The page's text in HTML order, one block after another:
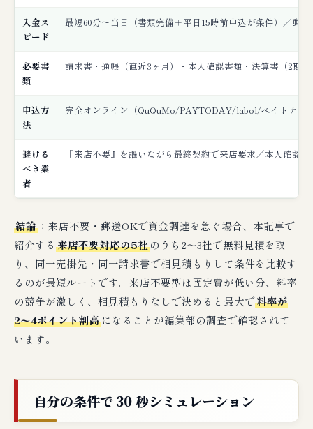
に応える
図への回答
図への回答
への回答
📝 申込フロー：来店不要・完全オンライン
完結の4ステップ
① 来店不要型の書類準備チェックリスト
② 来店不要型のタイムライン例：申込から入
ー）
【経理向け】来店不要型ファクタリングの
入金ス
ピード
最短60分〜当日（書類完備＋平日15時前申込が条件）／郵
必要書
類
請求書・通帳（直近3ヶ月）・本人確認書類・決算書（2期
申込方
法
完全オンライン（QuQuMo/PAYTODAY/labol/ペイトナー
避ける
べき業
者
『来店不要』を謳いながら最終契約で来店要求／本人確認
結論 ：来店不要・郵送OKで資金調達を急ぐ場合、本記事で
紹介する 来店不要対応の5社のうち2〜3社で無料見積を取
り、 同一売掛先・同一請求書で相見積もりして条件を比較す
るのが最短ルートです。来店不要型は固定費が低い分、料率
の競争が激しく、相見積もりなしで決めると最大で料率が
2〜4ポイント割高になることが編集部の調査で確認されて
います。
自分の条件で 30 秒シミュレーション